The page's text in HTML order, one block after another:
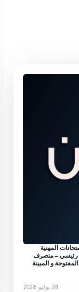
المهنية
رئيسي – متصرف
و المبينة
28 يوليو 2026